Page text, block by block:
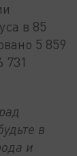
в 85
5 859
731
в
и